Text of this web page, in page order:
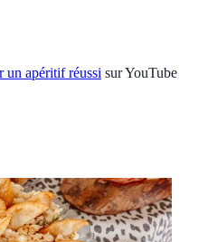
un apéritif réussi sur YouTube